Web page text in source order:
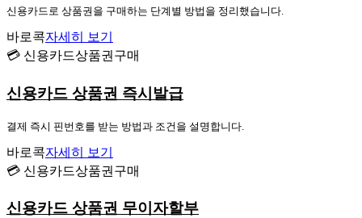
신용카드로 상품권을 구매하는 단계별 방법을 정리했습니다.
바로콕자세히 보기
💳 신용카드상품권구매
신용카드 상품권 즉시발급
결제 즉시 핀번호를 받는 방법과 조건을 설명합니다.
바로콕자세히 보기
💳 신용카드상품권구매
신용카드 상품권 무이자할부